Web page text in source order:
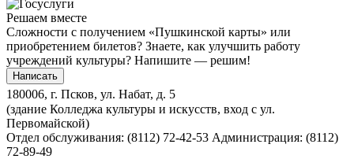
Решаем вместе
Сложности с получением «Пушкинской карты» или
приобретением билетов? Знаете, как улучшить работу
учреждений культуры? Напишите — решим!
Написать
180006, г. Псков, ул. Набат, д. 5
(здание Колледжа культуры и искусств, вход с ул.
Первомайской)
Отдел обслуживания: (8112) 72-42-53 Администрация: (8112)
72-89-49